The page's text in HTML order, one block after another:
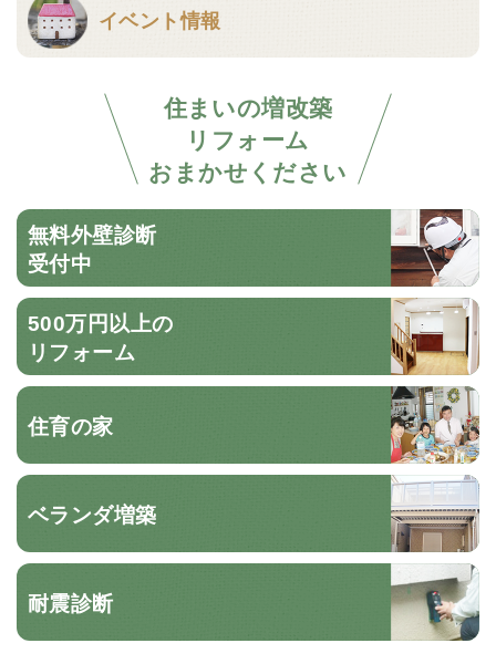
イベント情報
住まいの増改築
リフォーム
おまかせください
無料外壁診断
受付中
500万円以上の
リフォーム
住育の家
ベランダ増築
耐震診断